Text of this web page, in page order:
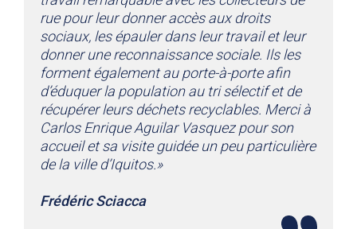
rue pour leur donner accès aux droits
sociaux, les épauler dans leur travail et leur
donner une reconnaissance sociale. Ils les
forment également au porte-à-porte afin
d’éduquer la population au tri sélectif et de
récupérer leurs déchets recyclables. Merci à
Carlos Enrique Aguilar Vasquez pour son
accueil et sa visite guidée un peu particulière
de la ville d’Iquitos.»
Frédéric Sciacca